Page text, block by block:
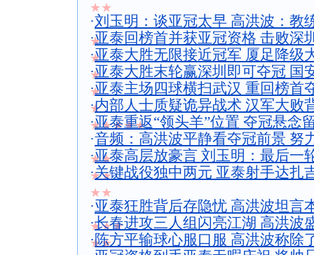
★★
·刘玉明：谈亚冠太早 高洪波：教
★
·亚泰回榜首并获亚冠资格 击败深
★
·亚泰大胜无限接近冠军 厦足降级
★
·亚泰大胜末轮赢深圳即可夺冠 国
★
·亚泰主场四球横扫武汉 重回榜首
★
·内部人士质疑诡异战术 汉军大败
★★★★★
·亚泰重返“领头羊”位置 夺冠悬念
·音频：高洪波平静看夺冠前景 努
★★
·亚泰高层放豪言 刘玉明：最后一
★★
·关键战役独中两元 亚泰射手达扎
★★
·亚泰狂胜背后存隐忧 高洪波坦言
★★★
·长春进攻三人组闪亮江湖 高洪波
★★
·陈方平输球心服口服 高洪波称除